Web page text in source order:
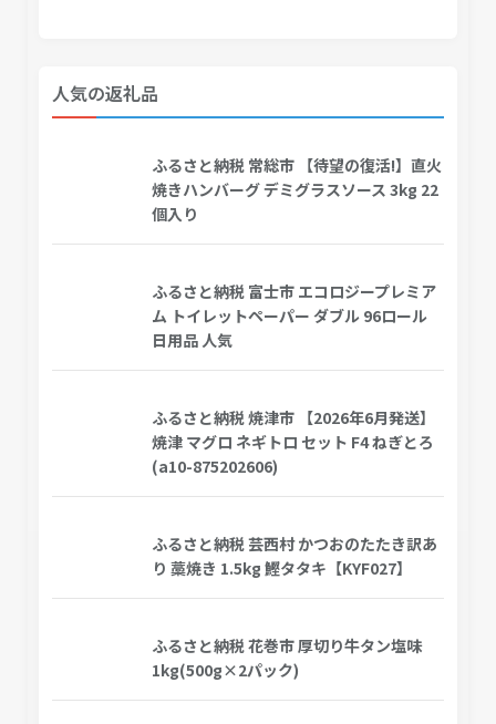
人気の返礼品
ふるさと納税 常総市 【待望の復活!】直火
焼きハンバーグ デミグラスソース 3kg 22
個入り
ふるさと納税 富士市 エコロジープレミア
ム トイレットペーパー ダブル 96ロール
日用品 人気
ふるさと納税 焼津市 【2026年6月発送】
焼津 マグロ ネギトロ セット F4 ねぎとろ
(a10-875202606)
ふるさと納税 芸西村 かつおのたたき訳あ
り 藁焼き 1.5kg 鰹タタキ【KYF027】
ふるさと納税 花巻市 厚切り牛タン塩味
1kg(500g×2パック)